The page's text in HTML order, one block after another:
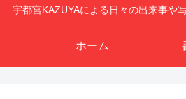
宇都宮KAZUYAによる日々の出来事や
ホーム